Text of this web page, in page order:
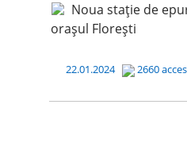
Noua stație de
orașul Florești
22.01.2024 2660